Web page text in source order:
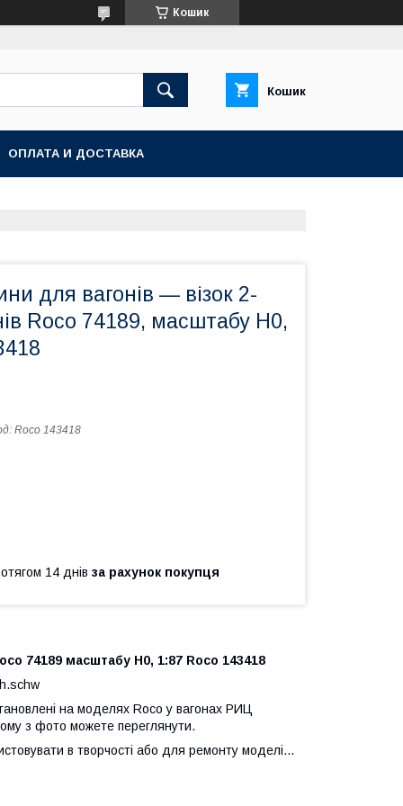
Кошик
Кошик
ОПЛАТА И ДОСТАВКА
для вагонів — візок 2-
Roco 74189, масштабу Н0,
Roco 143418
14 днів за рахунок покупця
74189 масштабу Н0, 1:87 Roco 143418
на моделях Roco у вагонах РИЦ
з фото можете переглянути.
в творчості або для ремонту моделі...